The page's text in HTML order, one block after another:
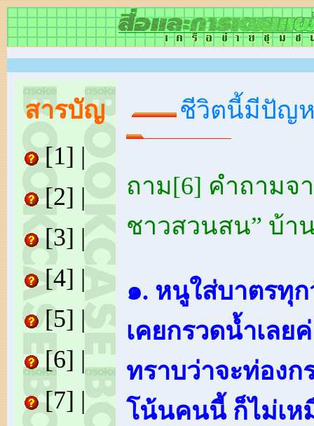
สารบัญ
[1] |
[2] |
[3] |
[4] |
[5] |
[6] |
[7] |
ชีวิตนี้มีปัญ
ถาม[6] คำถามจ
ชาวสวนสน” บ้า
๑. หนูใส่บาตรทุ
เคยกรวดน้ำเลย
ทราบว่าจะท่องก
โน้นคนนี้ ก็ไม่เห